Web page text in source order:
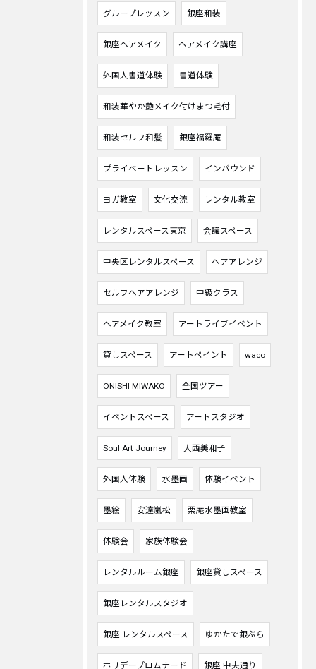
グループレッスン 銀座和装
銀座ヘアメイク ヘアメイク講座
外国人書道体験 書道体験
和装華やか艶メイク付けまつ毛付
和装セルフ和髪 銀座福羅庵
プライベートレッスン インバウンド
ヨガ教室 文化交流 レンタル教室
レンタルスペース東京 会議スペース
中央区レンタルスペース ヘアアレンジ
セルフヘアアレンジ 中級クラス
ヘアメイク教室 アートライブイベント
貸しスペース アートペイント waco
ONISHI MIWAKO 全国ツアー
イベントスペース アートスタジオ
Soul Art Journey 大西美和子
外国人体験 水墨画 体験イベント
墨絵 安達嵐松 栗庵水墨画教室
体験会 家族体験会
レンタルルーム銀座 銀座貸しスペース
銀座レンタルスタジオ
銀座 レンタルスペース ゆかたで銀ぶら
ホリデープロムナード 銀座 中央通り